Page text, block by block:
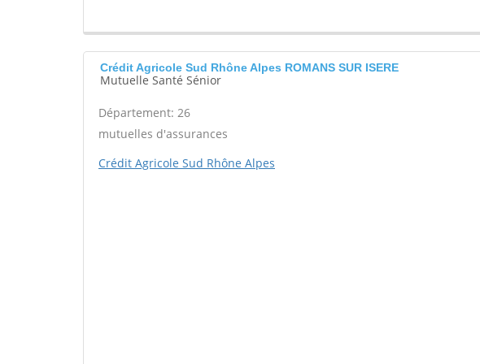
Crédit Agricole Sud Rhône Alpes ROMANS SUR ISERE
Mutuelle Santé Sénior
Département: 26
mutuelles d'assurances
Crédit Agricole Sud Rhône Alpes